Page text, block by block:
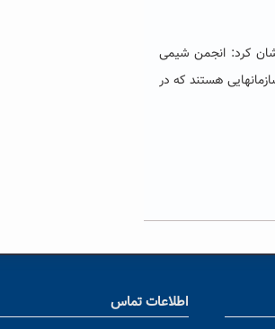
کرد: انجمن شیمی
هستند که در
اطلاعات تماس